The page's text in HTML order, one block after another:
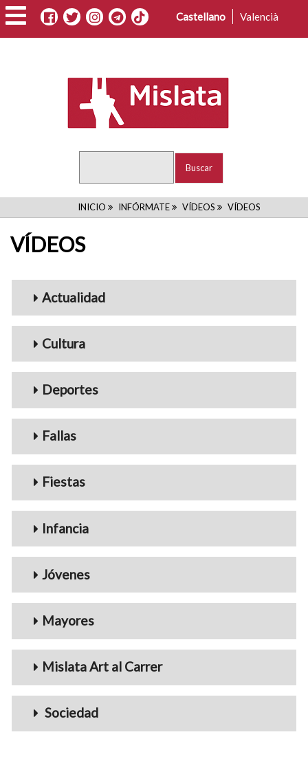
Pasar
al
contenido
Castellano Valencià
RUTA
INICIO INFÓRMATE VÍDEOS VÍDEOS
VÍDEOS
Menu_Videos
Actualidad
Cultura
Deportes
Fallas
Fiestas
Infancia
Jóvenes
Mayores
Mislata Art al Carrer
Sociedad